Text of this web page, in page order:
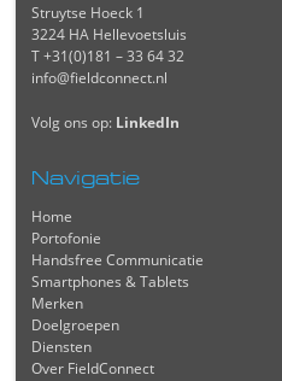
Struytse Hoeck 1
3224 HA Hellevoetsluis
T +31(0)181 – 33 64 32
info@fieldconnect.nl
Volg ons op: LinkedIn
Navigatie
Home
Portofonie
Handsfree Communicatie
Smartphones & Tablets
Merken
Doelgroepen
Diensten
Over FieldConnect